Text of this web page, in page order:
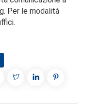
Per le modalità